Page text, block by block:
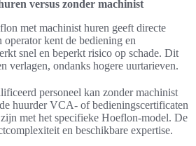
versus zonder machinist
met machinist huren geeft directe
operator kent de bediening en
snel en beperkt risico op schade. Dit
verlagen, ondanks hogere uurtarieven.
personeel kan zonder machinist
huurder VCA- of bedieningscertificaten
met het specifieke Hoeflon-model. De
en beschikbare expertise.